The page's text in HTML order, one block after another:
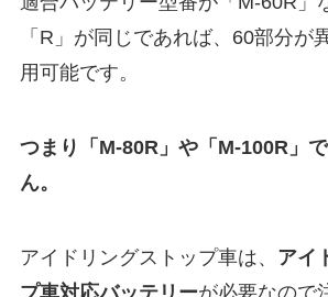
「R」が同じであれば、60部分が
用可能です。
つまり「M-80R」や「M-100R」
ん。
アイドリングストップ車は、 アイ
プ車対応バッテリーが必要なので